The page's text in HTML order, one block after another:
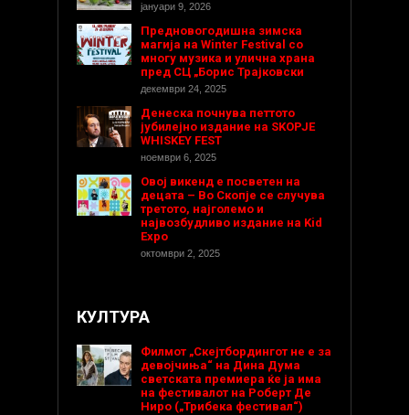
јануари 9, 2026
Предновогодишнa зимска
магија на Winter Festival со
многу музика и улична храна
пред СЦ „Борис Трајковски
декември 24, 2025
Денеска почнува петтото
јубилејно издание на SKOPJE
WHISKEY FEST
ноември 6, 2025
Овој викенд е посветен на
децата – Во Скопје се случува
третото, најголемо и
највозбудливо издание на Kid
Expo
октомври 2, 2025
КУЛТУРА
Филмот „Скејтбордингот не е за
девојчиња“ на Дина Дума
светската премиера ќе ја има
на фестивалот на Роберт Де
Ниро („Трибека фестивал“)